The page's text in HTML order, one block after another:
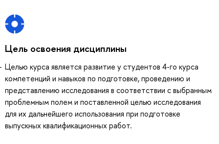
Цель освоения дисциплины
Целью курса является развитие у студентов 4-го курса
компетенций и навыков по подготовке, проведению и
представлению исследования в соответствии с выбранным
проблемным полем и поставленной целью исследования
для их дальнейшего использования при подготовке
выпускных квалификационных работ.